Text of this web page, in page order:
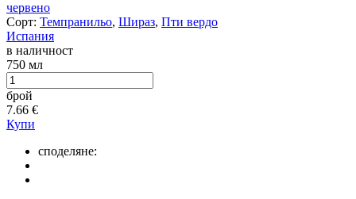
червено
Сорт: Темпранильо, Шираз, Пти вердо
Испания
в наличност
750 мл
брой
7.66 €
Купи
споделяне: